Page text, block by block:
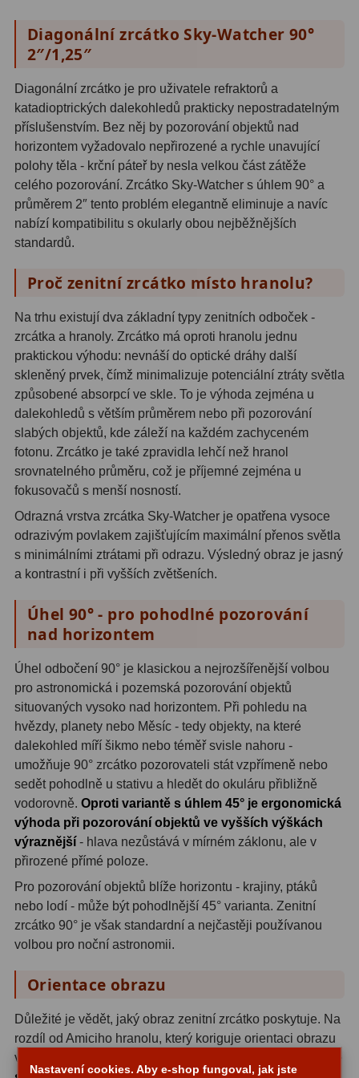
S mřížkou
Speciální1
Ostatní29
Barlow65
Filtry182
Měsíční a Polarizační24
Sluneční 44
OIII3
Hβ 4
SII2
Planetární6
Proti světelnému znečištění 6
AstroFoto284
Planetární kamery20
Deep-Sky kamery28
Guiding kamery 14
Adaptéry projekční 11
Adaptéry T239
Adaptéry M4833
Filtry L-RGB7
Filtry Pass 6
10
Filtry Clip 5
Filtry CCD Hα, OIII7
Filtrová kola a rámy16
Rovnače a reduktory13
Zaostření11
Diagonální zrcátko Sky-Watcher 90°
2″/1,25″
Diagonální zrcátko je pro uživatele refraktorů a
katadioptrických dalekohledů prakticky nepostradatelným
příslušenstvím. Bez něj by pozorování objektů nad
horizontem vyžadovalo nepřirozené a rychle unavující
polohy těla - krční páteř by nesla velkou část zátěže
celého pozorování. Zrcátko Sky-Watcher s úhlem 90° a
průměrem 2″ tento problém elegantně eliminuje a navíc
nabízí kompatibilitu s okularly obou nejběžnějších
standardů.
Proč zenitní zrcátko místo hranolu?
Na trhu existují dva základní typy zenitních odboček -
zrcátka a hranoly. Zrcátko má oproti hranolu jednu
praktickou výhodu: nevnáší do optické dráhy další
skleněný prvek, čímž minimalizuje potenciální ztráty světla
způsobené absorpcí ve skle. To je výhoda zejména u
dalekohledů s větším průměrem nebo při pozorování
slabých objektů, kde záleží na každém zachyceném
fotonu. Zrcátko je také zpravidla lehčí než hranol
srovnatelného průměru, což je příjemné zejména u
fokusovačů s menší nosností.
Odrazná vrstva zrcátka Sky-Watcher je opatřena vysoce
odrazivým povlakem zajišťujícím maximální přenos světla
s minimálními ztrátami při odrazu. Výsledný obraz je jasný
a kontrastní i při vyšších zvětšeních.
Úhel 90° - pro pohodlné pozorování
nad horizontem
Úhel odbočení 90° je klasickou a nejrozšířenější volbou
pro astronomická i pozemská pozorování objektů
situovaných vysoko nad horizontem. Při pohledu na
hvězdy, planety nebo Měsíc - tedy objekty, na které
dalekohled míří šikmo nebo téměř svisle nahoru -
umožňuje 90° zrcátko pozorovateli stát vzpřímeně nebo
sedět pohodlně u stativu a hledět do okuláru přibližně
vodorovně. Oproti variantě s úhlem 45° je ergonomická
výhoda při pozorování objektů ve vyšších výškách
výraznější - hlava nezůstává v mírném záklonu, ale v
přirozené přímé poloze.
Pro pozorování objektů blíže horizontu - krajiny, ptáků
nebo lodí - může být pohodlnější 45° varianta. Zenitní
zrcátko 90° je však standardní a nejčastěji používanou
volbou pro noční astronomii.
Orientace obrazu
Důležité je vědět, jaký obraz zenitní zrcátko poskytuje. Na
rozdíl od Amiciho hranolu, který koriguje orientaci obrazu
ve všech osách, zenitní zrcátko zobrazuje objekt
Nastavení cookies. Aby e-shop fungoval, jak jste